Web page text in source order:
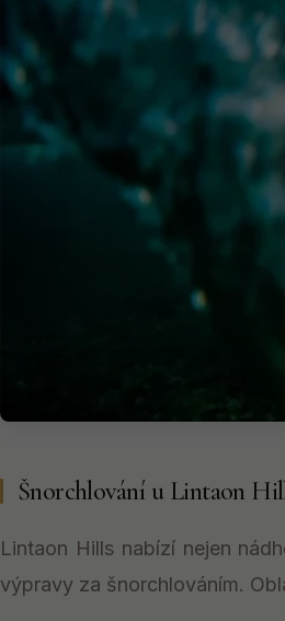
Šnorchlování u Lintaon
Lintaon Hills nabízí nejen
výpravy za šnorchlováním.